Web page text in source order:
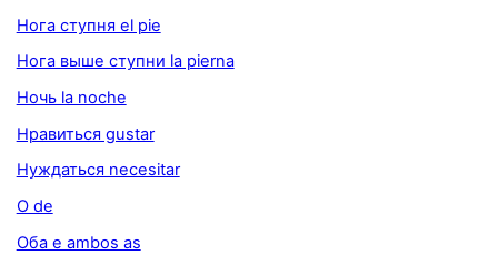
Нога ступня el pie
Нога выше ступни la pierna
Ночь la noche
Нравиться gustar
Нуждаться necesitar
О de
Оба е ambos as